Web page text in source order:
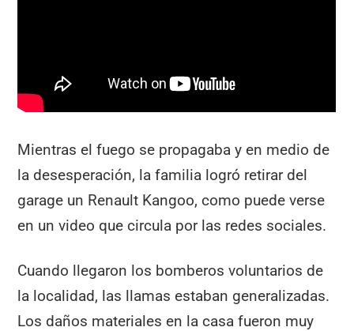
Mientras el fuego se propagaba y en medio de
la desesperación, la familia logró retirar del
garage un Renault Kangoo, como puede verse
en un video que circula por las redes sociales.
Cuando llegaron los bomberos voluntarios de
la localidad, las llamas estaban generalizadas.
Los daños materiales en la casa fueron muy